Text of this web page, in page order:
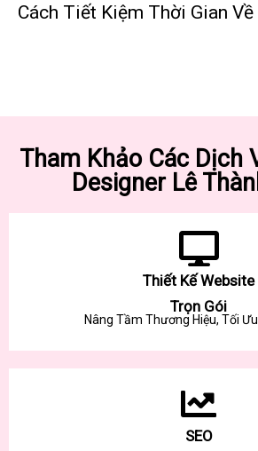
Cách Tiết Kiệm Thời Gian Về
Tham Khảo Các Dịch
Designer Lê
Thiết Kế Website
Trọn Gói
Nâng Tầm Thương Hiệu, Tối
SEO